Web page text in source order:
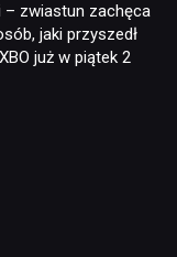
zwiastun zachęca
jaki przyszedł
już w piątek 2